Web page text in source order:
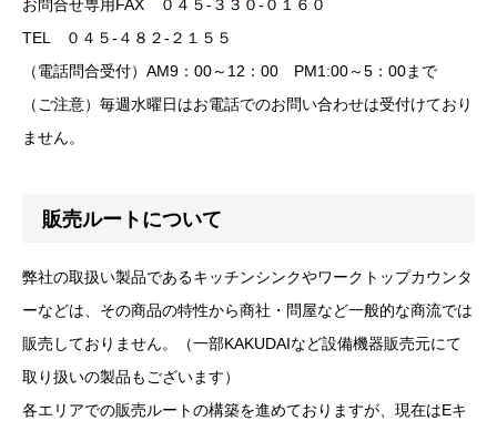
お問合せ専用FAX ０４５-３３０-０１６０
TEL ０４５-４８２-２１５５
（電話問合受付）AM9：00～12：00 PM1:00～5：00まで
（ご注意）毎週水曜日はお電話でのお問い合わせは受付けており
ません。
販売ルートについて
弊社の取扱い製品であるキッチンシンクやワークトップカウンタ
ーなどは、その商品の特性から商社・問屋など一般的な商流では
販売しておりません。（一部KAKUDAIなど設備機器販売元にて
取り扱いの製品もございます）
各エリアでの販売ルートの構築を進めておりますが、現在はEキ